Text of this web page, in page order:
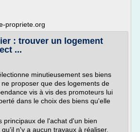
propriete.org
: trouver un logement
...
minutieusement ses biens
proposer que des logements de
vis à vis des promoteurs lui
dans le choix des biens qu'elle
principaux de l'achat d'un bien
n'y a aucun travaux à réaliser.